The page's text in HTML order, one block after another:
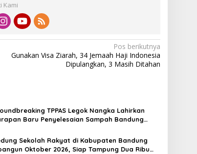
Kami
Pos berikutnya
Gunakan Visa Ziarah, 34 Jemaah Haji Indonesia
Dipulangkan, 3 Masih Ditahan
TPPAS Legok Nangka Lahirkan
Baru Penyelesaian Sampah Bandung
Sekolah Rakyat di Kabupaten Bandung
Oktober 2026, Siap Tampung Dua Ribu